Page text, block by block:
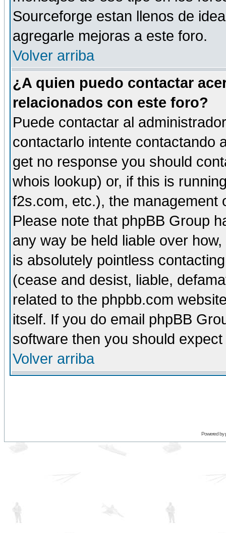
Sourceforge estan llenos de
agregarle mejoras a este foro.
Volver arriba
¿A quien puedo contactar
relacionados con este foro?
Puede contactar al
contactarlo intente contactando
get no response you should
whois lookup) or, if this is
f2s.com, etc.), the management
Please note that phpBB Group
any way be held liable over
is absolutely pointless
(cease and desist, liable,
related to the phpbb.com
itself. If you do email phpBB
software then you should
Volver arriba
Powered by